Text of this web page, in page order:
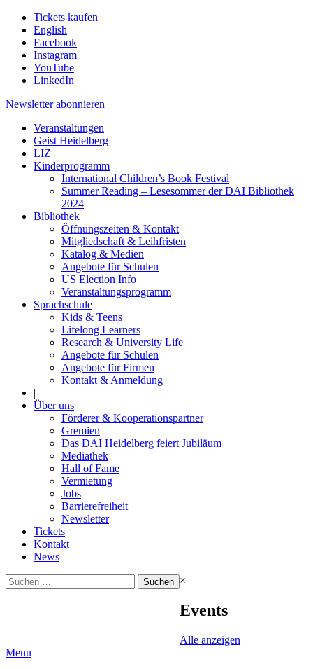
Tickets kaufen
English
Facebook
Instagram
YouTube
LinkedIn
Newsletter abonnieren
Veranstaltungen
Geist Heidelberg
LIZ
Kinderprogramm
International Children’s Book Festival
Summer Reading – Lesesommer der DAI Bibliothek
2024
Bibliothek
Öffnungszeiten & Kontakt
Mitgliedschaft & Leihfristen
Katalog & Medien
Angebote für Schulen
US Election Info
Veranstaltungsprogramm
Sprachschule
Kids & Teens
Lifelong Learners
Research & University Life
Angebote für Schulen
Angebote für Firmen
Kontakt & Anmeldung
|
Über uns
Förderer & Kooperationspartner
Gremien
Das DAI Heidelberg feiert Jubiläum
Mediathek
Hall of Fame
Vermietung
Jobs
Barrierefreiheit
Newsletter
Tickets
Kontakt
News
Suchen
nach:
×
Events
Alle anzeigen
Menu